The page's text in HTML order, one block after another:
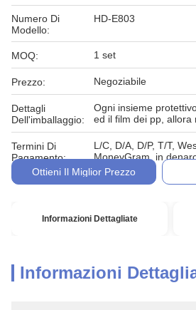
Numero Di
Modello:
HD-E803
MOQ: 1 set
Prezzo: Negoziabile
Dettagli
Dell'imballaggio:
Ogni insieme
ed il film dei pp, allora
Termini Di
Pagamento:
L/C, D/A, D/P, T/T,
MoneyGram, in
Ottieni Il Miglior Prezzo
Informazioni Dettagliate
Informazioni